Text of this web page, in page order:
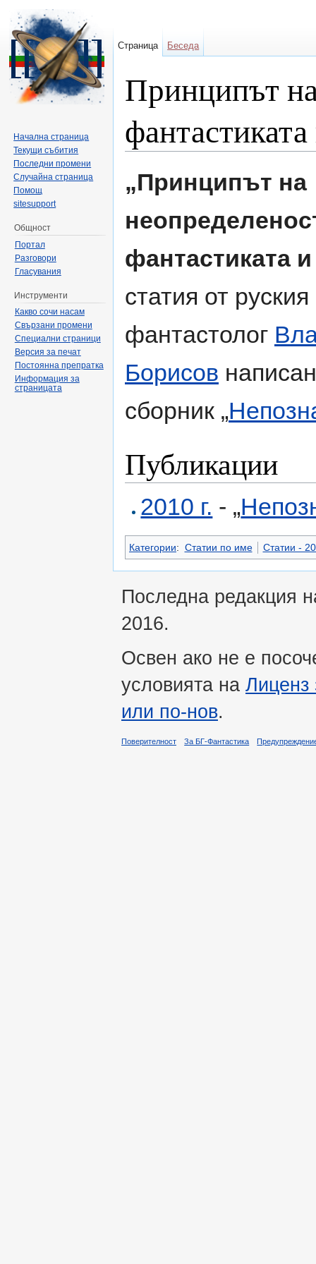
Принципът
„Принципът на
фантастиката
статия от
фантастолог
Борисов
сборник „
Публикации
2010 г. - „
Категории: Статии по име Статии -
Страница Беседа
Начална страница
Текущи събития
Последни промени
Случайна страница
Помощ
sitesupport
Общност
Портал
Разговори
Гласувания
Инструменти
Какво сочи насам
Свързани промени
Специални страници
Версия за печат
Постоянна препратка
Информация за
страницата
Последна редакция
2016.
Освен ако не е
условията на Лиценз
или по-нов.
Поверителност За БГ-Фантастика